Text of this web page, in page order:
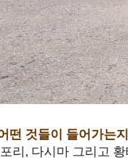
떤 것들이 들어가는
리, 다시마 그리고